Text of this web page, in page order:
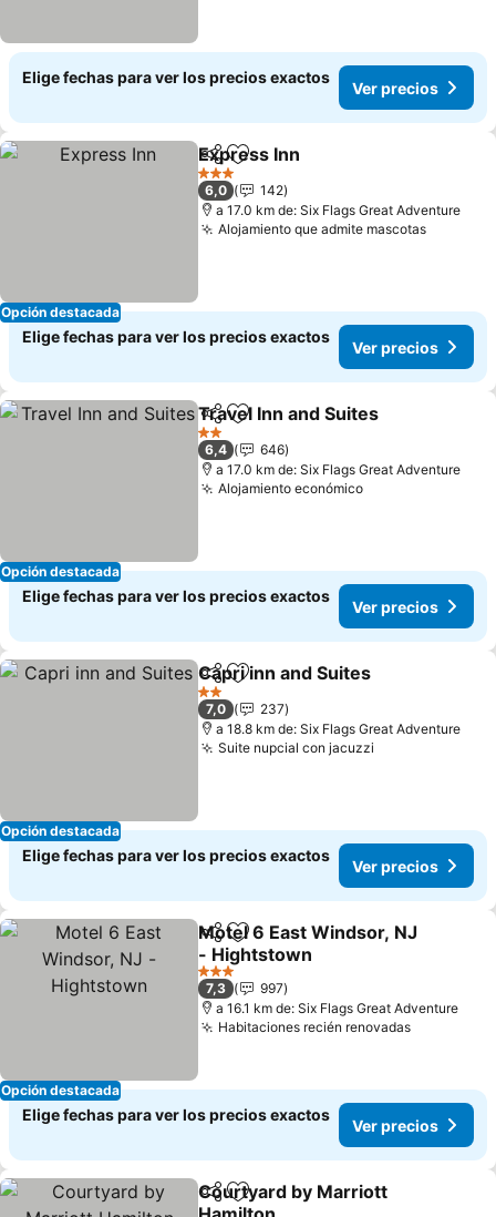
Elige fechas para ver los precios exactos
Ver precios
Opción destacada
CompartirAgregar a favoritos
Express Inn
3 Estrellas
6,0
142
a 17.0 km de: Six Flags Great Adventure
Alojamiento que admite mascotas
Elige fechas para ver los precios exactos
Ver precios
Opción destacada
Compartir
Agregar a favoritos
Travel Inn and Suites
2 Estrellas
6,4
646
a 17.0 km de: Six Flags Great Adventure
Alojamiento económico
Elige fechas para ver los precios exactos
Ver precios
Opción destacada
CompartirAgregar a favoritos
Capri inn and Suites
2 Estrellas
7,0
237
a 18.8 km de: Six Flags Great Adventure
Suite nupcial con jacuzzi
Elige fechas para ver los precios exactos
Ver precios
Opción destacada
CompartirAgregar a favoritos
Motel 6 East Windsor, NJ
- Hightstown
3 Estrellas
7,3
997
a 16.1 km de: Six Flags Great Adventure
Habitaciones recién renovadas
Elige fechas para ver los precios exactos
Ver precios
CompartirAgregar a favoritos
Courtyard by Marriott